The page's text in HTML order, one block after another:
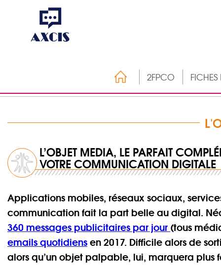
2FPCO
L’OBJET MEDIA, LE PARFAIT
VOTRE COMMUNICATION DIGITALE
Applications mobiles, réseaux sociaux,
communication fait la part belle au digital.
360 messages publicitaires par jour (tous
emails quotidiensen 2017. Difficile alors de
alors qu’un objet palpable, lui, marquera plus